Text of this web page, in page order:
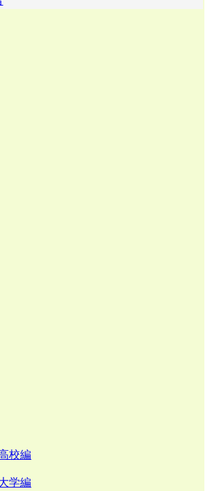
校編
学編